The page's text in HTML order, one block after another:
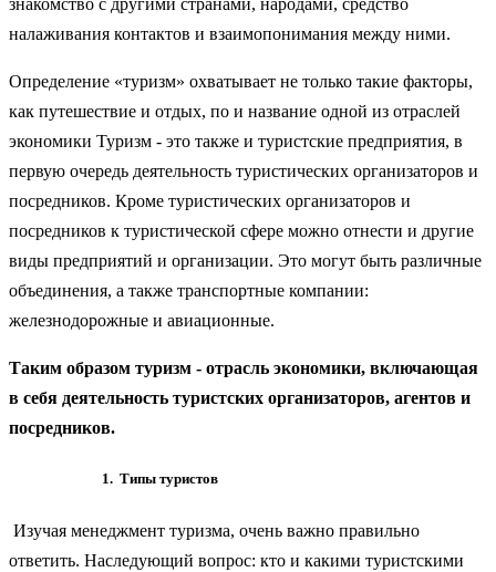
знакомство с другими странами, народами, средство
налаживания контактов и взаимопонимания между ними.
Определение «туризм» охватывает не только такие факторы,
как путешествие и отдых, по и название одной из отраслей
экономики Туризм - это также и туристские предприятия, в
первую очередь деятельность туристических организаторов и
посредников. Кроме туристических организаторов и
посредников к туристической сфере можно отнести и другие
виды предприятий и организации. Это могут быть различные
объединения, а также транспортные компании:
железнодорожные и авиационные.
Таким образом туризм - отрасль экономики, включающая
в себя деятельность туристских организаторов, агентов и
посредников.
1. Типы туристов
Изучая менеджмент туризма, очень важно правильно
ответить. Наследующий вопрос: кто и какими туристскими